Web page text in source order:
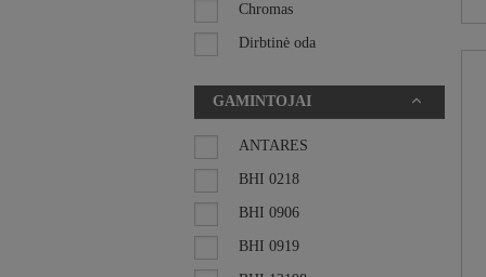
Chromas
Dirbtinė oda
Metalas
Natūrali oda
Nerūdijantis plienas
Plastikas
Plienas
GAMINTOJAI
ANTARES
BHI 0218
BHI 0906
BHI 0919